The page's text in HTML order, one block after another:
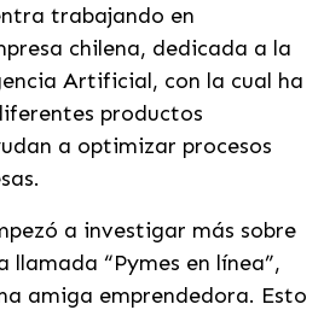
trabajando en
chilena, dedicada a la
Artificial, con la cual ha
productos
a optimizar procesos
a investigar más sobre
llamada “Pymes en línea”,
amiga emprendedora. Esto